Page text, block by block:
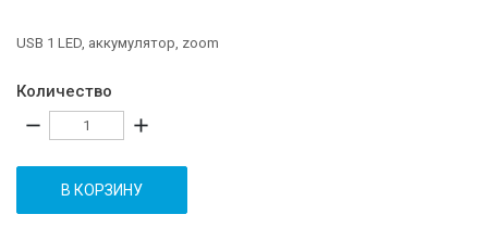
USB 1 LED, аккумулятор, zoom
Количество
remove add
В КОРЗИНУ